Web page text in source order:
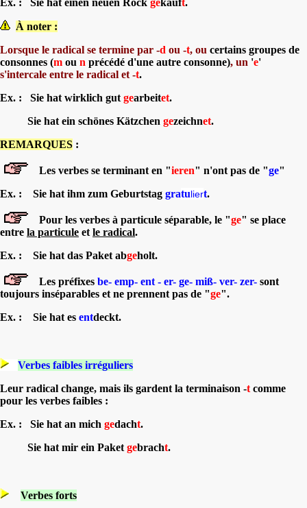
À noter :
Lorsque le radical se termine par -d ou -t, ou certains groupes de
consonnes (m ou n précédé d'une autre consonne), un 'e'
s'intercale entre le radical et -t.
Ex. : Sie hat wirklich gut gearbeitet.
Sie hat ein schönes Kätzchen gezeichnet.
REMARQUES :
Les verbes se terminant en "ieren" n'ont pas de "ge"
Ex. : Sie hat ihm zum Geburtstag gratuliert.
Pour les verbes à particule séparable, le "ge" se place
entre la particule et le radical.
Ex. : Sie hat das Paket abgeholt.
Les préfixes be- emp- ent - er- ge- miß- ver- zer- sont
toujours inséparables et ne prennent pas de "ge".
Ex. : Sie hat es entdeckt.
Verbes faibles irréguliers
Leur radical change, mais ils gardent la terminaison -t comme
pour les verbes faibles :
Ex. : Sie hat an mich gedacht.
Sie hat mir ein Paket gebracht.
Verbes forts